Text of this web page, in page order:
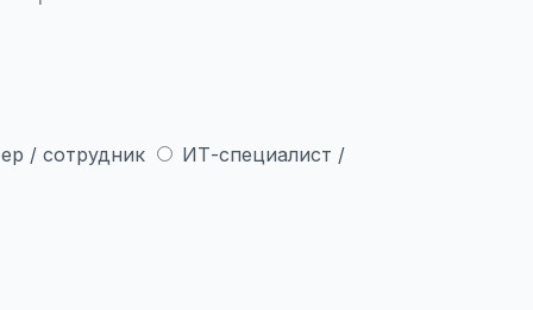
/ сотрудник
ИТ-специалист /